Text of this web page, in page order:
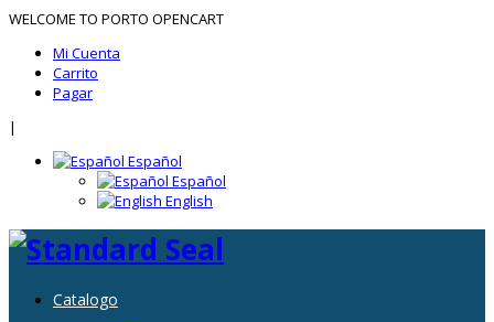
WELCOME TO PORTO OPENCART
Mi Cuenta
Carrito
Pagar
|
Español
Español
English
Catalogo